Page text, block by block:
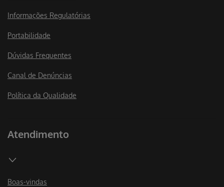
Informações Regulatórias
Portabilidade
Dúvidas Frequentes
Canal de Denúncias
Política da Qualidade
Atendimento
Boas-vindas